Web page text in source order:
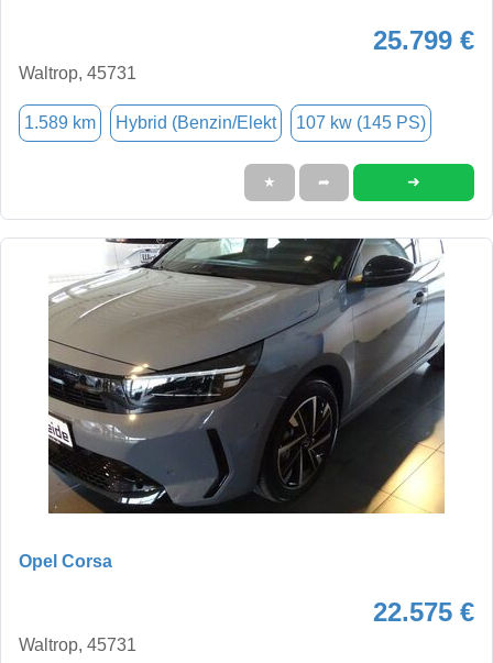
25.799 €
Waltrop, 45731
1.589 km Hybrid (Benzin/Elekt 107 kw (145 PS)
★ ➦ ➜
Opel Corsa
22.575 €
Waltrop, 45731